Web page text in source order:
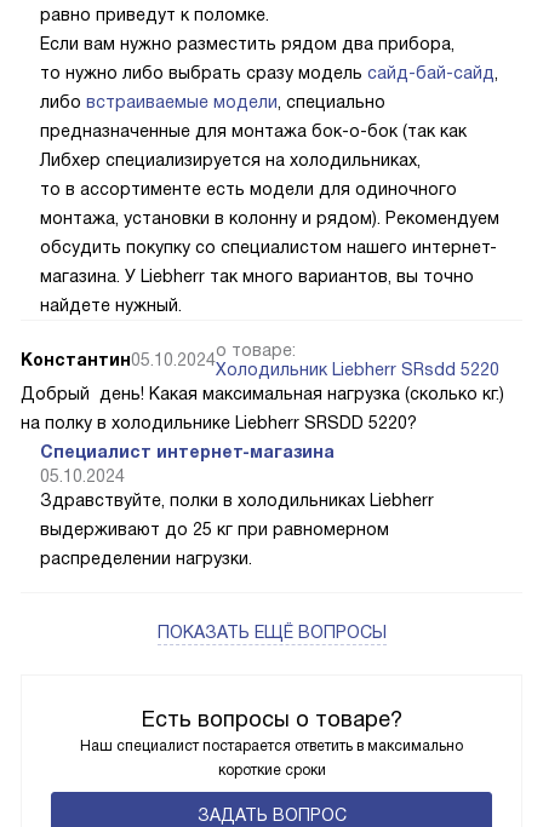
Есть вопросы о товаре?
Наш специалист постарается ответить в максимально
короткие сроки
ЗАДАТЬ ВОПРОС
равно приведут к поломке.
Если вам нужно разместить рядом два прибора,
то нужно либо выбрать сразу модель сайд-бай-сайд,
либо встраиваемые модели, специально
предназначенные для монтажа бок-о-бок (так как
Либхер специализируется на холодильниках,
то в ассортименте есть модели для одиночного
монтажа, установки в колонну и рядом). Рекомендуем
обсудить покупку со специалистом нашего интернет-
магазина. У Liebherr так много вариантов, вы точно
найдете нужный.
Константин05.10.2024о товаре:
Холодильник Liebherr SRsdd 5220
Добрый день! Какая максимальная нагрузка (сколько кг.)
на полку в холодильнике Liebherr SRSDD 5220?
Специалист интернет-магазина
05.10.2024
Здравствуйте, полки в холодильниках Liebherr
выдерживают до 25 кг при равномерном
распределении нагрузки.
ПОКАЗАТЬ ЕЩЁ ВОПРОСЫ